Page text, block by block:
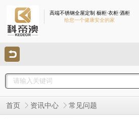
高端不锈钢全屋定制 橱柜·衣柜·酒柜
给您一个健康安全的家
首页 资讯中心 常见问题